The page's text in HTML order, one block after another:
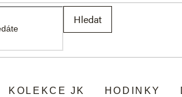
Hledat
KOLEKCE JK HODINKY